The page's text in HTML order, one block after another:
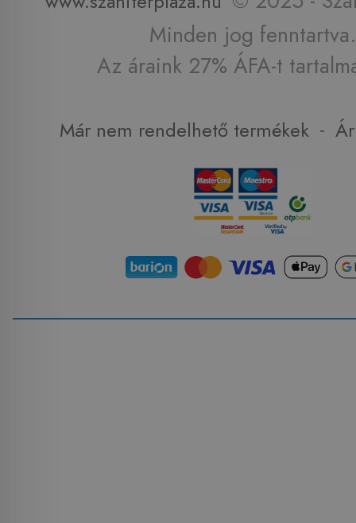
Minden jog fenntartva.
Az áraink 27% ÁFA-t
Már nem rendelhető termékek -